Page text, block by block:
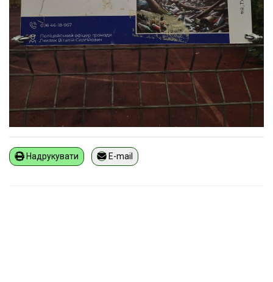
Надрукувати E-mail